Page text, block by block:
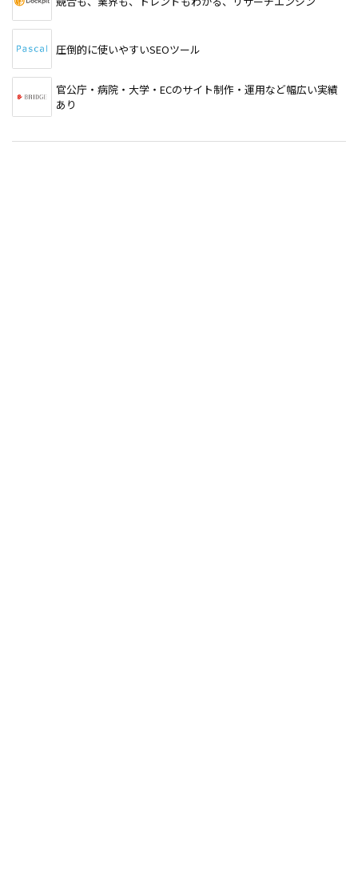
圧倒的に使いやすいSEOツール
官公庁・病院・大学・ECのサイト制作・運用など幅広い実績
あり